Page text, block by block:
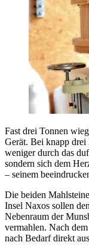
Fast drei Tonnen
Gerät. Bei knapp drei
weniger durch das
sondern sich dem
– seinem
Die beiden
Insel Naxos sollen
Nebenraum der
vermahlen. Nach
nach Bedarf direkt